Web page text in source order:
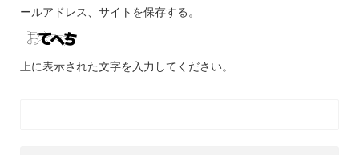
ールアドレス、サイトを保存する。
上に表示された文字を入力してください。